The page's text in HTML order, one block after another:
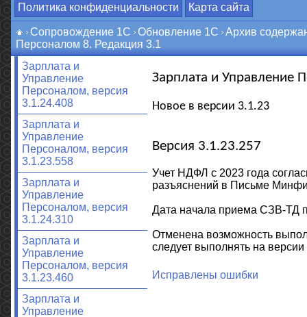
Политика конфиденциальности
Карта сайта
Сопровождение 1С Обновление 1С
Архив
Персоналом 8. Редакция 3.1
Зарплата и
Управление
Персоналом, версия
3.1.24.408
Зарплата и
Управление
Персоналом, версия
3.1.23.558
Зарплата и
Управление
Персоналом, версия
3.1.24.310
Зарплата и
Управление
Персоналом, версия
3.1.23.460
Зарплата и
Управление
Зарплата и Управление
Новое в версии 3.1.23
Версия 3.1.23.257
Учет НДФЛ с 2023 года
разъяснений в Письме
Дата начала приема СЗВ-ТД
Отменена возможность
следует выполнять на
Исправлены ошибки